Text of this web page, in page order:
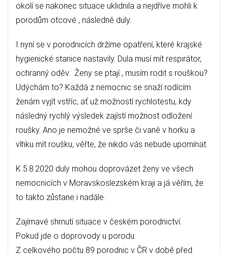
okolí se nakonec situace uklidnila a nejdříve mohli k
porodům otcové , následně duly.
I nyní se v porodnicích držíme opatření, které krajské
hygienické stanice nastavily. Dula musí mít respirátor,
ochranný oděv. Ženy se ptají , musím rodit s rouškou?
Udýchám to? Každá z nemocnic se snaží rodícím
ženám vyjít vstříc, ať už možností rychlotestu, kdy
následný rychlý výsledek zajístí možnost odložení
roušky. Ano je nemožné ve sprše či vaně v horku a
vlhku mít roušku, věřte, že nikdo vás nebude upomínat.
K 5.8.2020 duly mohou doprovázet ženy ve všech
nemocnicích v Moravskoslezském kraji a já věřím, že
to takto zůstane i nadále.
Zajímavé shrnutí situace v českém porodnictví.
Pokud jde o doprovody u porodu:
Z celkového počtu 89 porodnic v ČR v době před